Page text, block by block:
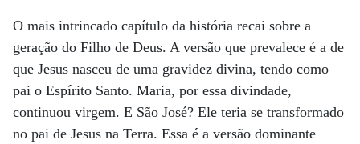
O mais intrincado capítulo da história recai sobre a
geração do Filho de Deus. A versão que prevalece é a de
que Jesus nasceu de uma gravidez divina, tendo como
pai o Espírito Santo. Maria, por essa divindade,
continuou virgem. E São José? Ele teria se transformado
no pai de Jesus na Terra. Essa é a versão dominante